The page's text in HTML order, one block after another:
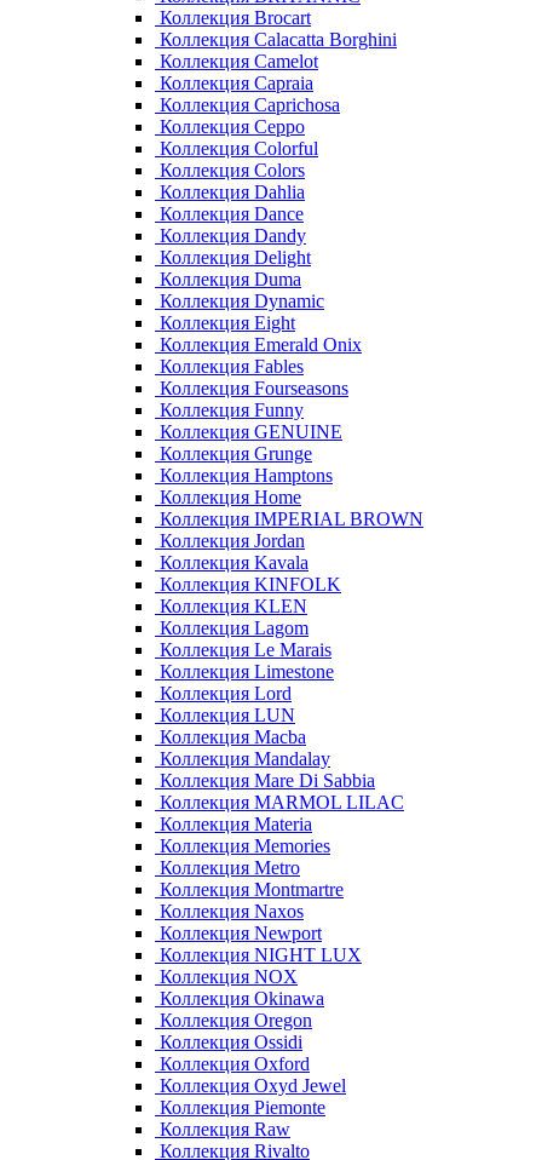
Коллекция Brocart
Коллекция Calacatta Borghini
Коллекция Camelot
Коллекция Capraia
Коллекция Caprichosa
Коллекция Ceppo
Коллекция Colorful
Коллекция Colors
Коллекция Dahlia
Коллекция Dance
Коллекция Dandy
Коллекция Delight
Коллекция Duma
Коллекция Dynamic
Коллекция Eight
Коллекция Emerald Onix
Коллекция Fables
Коллекция Fourseasons
Коллекция Funny
Коллекция GENUINE
Коллекция Grunge
Коллекция Hamptons
Коллекция Home
Коллекция IMPERIAL BROWN
Коллекция Jordan
Коллекция Kavala
Коллекция KINFOLK
Коллекция KLEN
Коллекция Lagom
Коллекция Le Marais
Коллекция Limestone
Коллекция Lord
Коллекция LUN
Коллекция Macba
Коллекция Mandalay
Коллекция Mare Di Sabbia
Коллекция MARMOL LILAC
Коллекция Materia
Коллекция Memories
Коллекция Metro
Коллекция Montmartre
Коллекция Naxos
Коллекция Newport
Коллекция NIGHT LUX
Коллекция NOX
Коллекция Okinawa
Коллекция Oregon
Коллекция Ossidi
Коллекция Oxford
Коллекция Oxyd Jewel
Коллекция Piemonte
Коллекция Raw
Коллекция Rivalto